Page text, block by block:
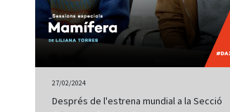
27/02/2024
Després de l'estrena mundial a la Secció